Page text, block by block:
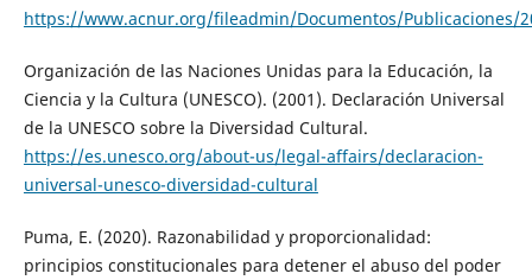
https://www.acnur.org/fileadmin/Documentos/Publicaciones/
Organización de las Naciones Unidas para la Educación, la
Ciencia y la Cultura (UNESCO). (2001). Declaración Universal
de la UNESCO sobre la Diversidad Cultural.
https://es.unesco.org/about-us/legal-affairs/declaracion-
universal-unesco-diversidad-cultural
Puma, E. (2020). Razonabilidad y proporcionalidad:
principios constitucionales para detener el abuso del poder